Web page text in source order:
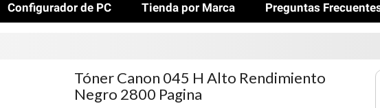
Configurador de PC Tienda por Marca Preguntas
Tóner Canon 045 H Alto Rendimiento
Negro 2800 Pagina